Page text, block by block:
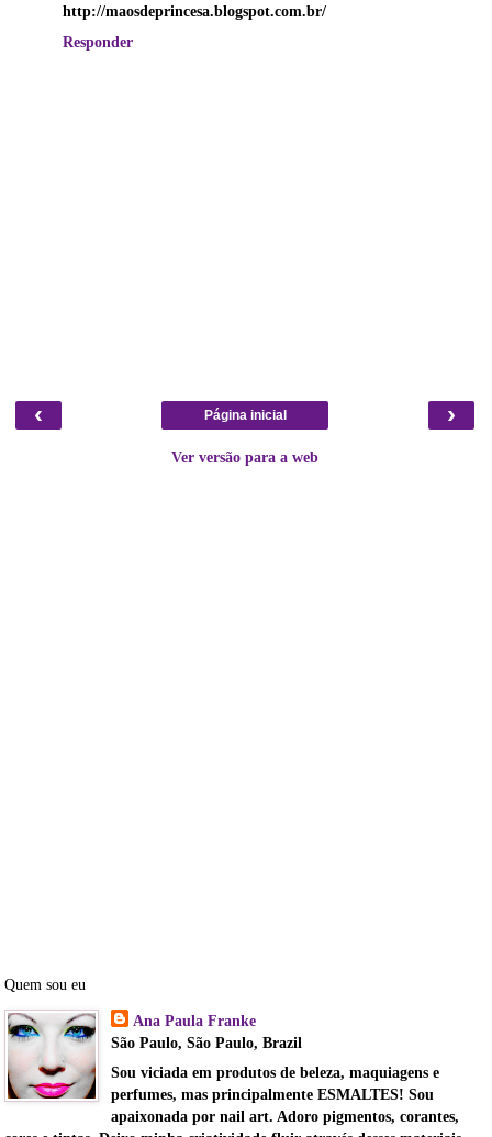
http://maosdeprincesa.blogspot.com.br/
Responder
‹ ›
Página inicial
Ver versão para a web
Quem sou eu
Ana Paula Franke
São Paulo, São Paulo, Brazil
Sou viciada em produtos de beleza, maquiagens e
perfumes, mas principalmente ESMALTES! Sou
apaixonada por nail art. Adoro pigmentos, corantes,